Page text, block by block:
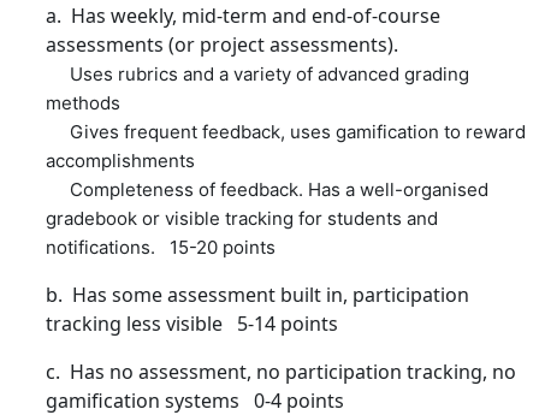
a. Has weekly, mid-term and end-of-course
assessments (or project assessments).
Uses rubrics and a variety of advanced grading
methods
Gives frequent feedback, uses gamification to reward
accomplishments
Completeness of feedback. Has a well-organised
gradebook or visible tracking for students and
notifications. 15-20 points
b. Has some assessment built in, participation
tracking less visible 5-14 points
c. Has no assessment, no participation tracking, no
gamification systems 0-4 points